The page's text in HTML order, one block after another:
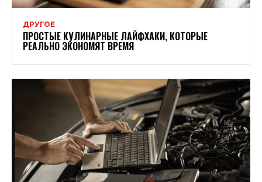
ДРУГОЕ
ПРОСТЫЕ КУЛИНАРНЫЕ ЛАЙФХАКИ, КОТОРЫЕ
РЕАЛЬНО ЭКОНОМЯТ ВРЕМЯ